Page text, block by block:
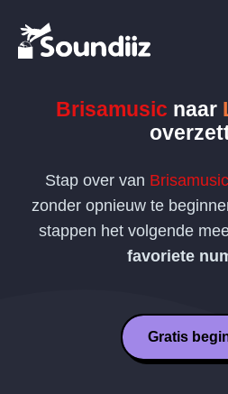
Brisamusic naar
Stap over van Brisamusic
zonder opnieuw te
stappen het volgende
favoriete
Gratis